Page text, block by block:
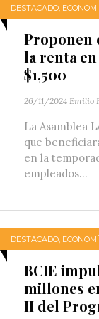
DESTACADO,
Proponen
la renta
$1,500
26/11/2024 Emilio
La Asamblea
que
en la
empleados...
DESTACADO,
BCIE
millones
II del